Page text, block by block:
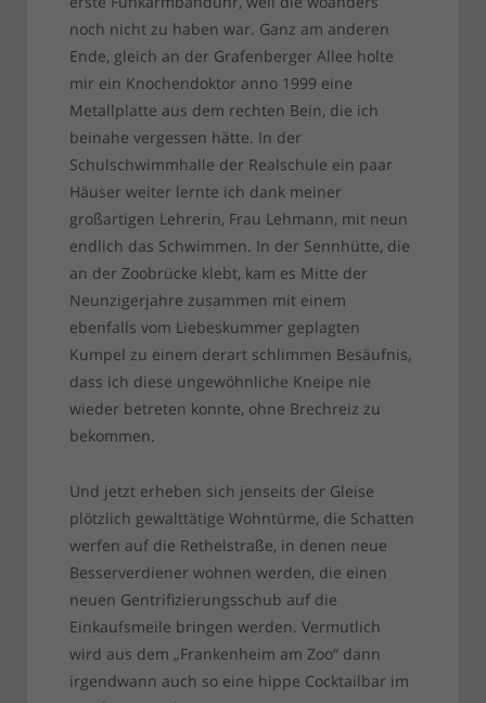
noch nicht zu haben war. Ganz am anderen
Ende, gleich an der Grafenberger Allee holte
mir ein Knochendoktor anno 1999 eine
Metallplatte aus dem rechten Bein, die ich
beinahe vergessen hätte. In der
Schulschwimmhalle der Realschule ein paar
Häuser weiter lernte ich dank meiner
großartigen Lehrerin, Frau Lehmann, mit neun
endlich das Schwimmen. In der Sennhütte, die
an der Zoobrücke klebt, kam es Mitte der
Neunzigerjahre zusammen mit einem
ebenfalls vom Liebeskummer geplagten
Kumpel zu einem derart schlimmen Besäufnis,
dass ich diese ungewöhnliche Kneipe nie
wieder betreten konnte, ohne Brechreiz zu
bekommen.
Und jetzt erheben sich jenseits der Gleise
plötzlich gewalttätige Wohntürme, die Schatten
werfen auf die Rethelstraße, in denen neue
Besserverdiener wohnen werden, die einen
neuen Gentrifizierungsschub auf die
Einkaufsmeile bringen werden. Vermutlich
wird aus dem „Frankenheim am Zoo“ dann
irgendwann auch so eine hippe Cocktailbar im